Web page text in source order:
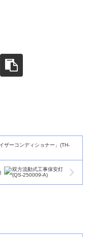
ザーコンディショナー」(TH-